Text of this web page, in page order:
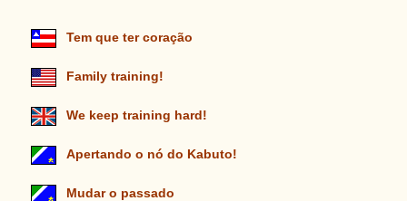
Tem que ter coração
Family training!
We keep training hard!
Apertando o nó do Kabuto!
Mudar o passado